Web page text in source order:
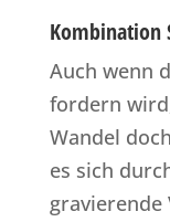
Kombination
Auch wenn
fordern
Wandel
es sich
gravierende